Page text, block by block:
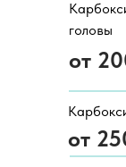
от
головы
от